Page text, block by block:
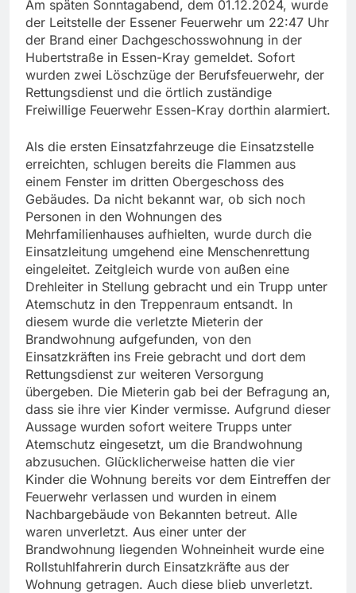
Am späten Sonntagabend, dem 01.12.2024, wurde
der Leitstelle der Essener Feuerwehr um 22:47 Uhr
der Brand einer Dachgeschosswohnung in der
Hubertstraße in Essen-Kray gemeldet. Sofort
wurden zwei Löschzüge der Berufsfeuerwehr, der
Rettungsdienst und die örtlich zuständige
Freiwillige Feuerwehr Essen-Kray dorthin alarmiert.
Als die ersten Einsatzfahrzeuge die Einsatzstelle
erreichten, schlugen bereits die Flammen aus
einem Fenster im dritten Obergeschoss des
Gebäudes. Da nicht bekannt war, ob sich noch
Personen in den Wohnungen des
Mehrfamilienhauses aufhielten, wurde durch die
Einsatzleitung umgehend eine Menschenrettung
eingeleitet. Zeitgleich wurde von außen eine
Drehleiter in Stellung gebracht und ein Trupp unter
Atemschutz in den Treppenraum entsandt. In
diesem wurde die verletzte Mieterin der
Brandwohnung aufgefunden, von den
Einsatzkräften ins Freie gebracht und dort dem
Rettungsdienst zur weiteren Versorgung
übergeben. Die Mieterin gab bei der Befragung an,
dass sie ihre vier Kinder vermisse. Aufgrund dieser
Aussage wurden sofort weitere Trupps unter
Atemschutz eingesetzt, um die Brandwohnung
abzusuchen. Glücklicherweise hatten die vier
Kinder die Wohnung bereits vor dem Eintreffen der
Feuerwehr verlassen und wurden in einem
Nachbargebäude von Bekannten betreut. Alle
waren unverletzt. Aus einer unter der
Brandwohnung liegenden Wohneinheit wurde eine
Rollstuhlfahrerin durch Einsatzkräfte aus der
Wohnung getragen. Auch diese blieb unverletzt.